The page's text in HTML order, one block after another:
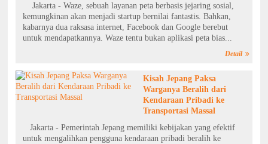
Jakarta - Waze, sebuah layanan peta berbasis jejaring sosial,
kemungkinan akan menjadi startup bernilai fantastis. Bahkan,
kabarnya dua raksasa internet, Facebook dan Google berebut
untuk mendapatkannya. Waze tentu bukan aplikasi peta bias...
Detail
Kisah Jepang Paksa
Warganya Beralih dari
Kendaraan Pribadi ke
Transportasi Massal
Jakarta - Pemerintah Jepang memiliki kebijakan yang efektif
untuk mengalihkan pengguna kendaraan pribadi beralih ke